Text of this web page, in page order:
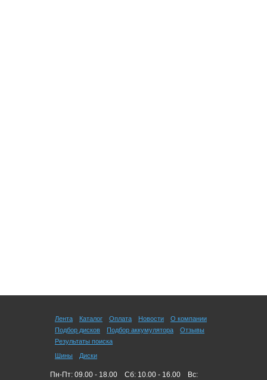
Лента Каталог Оплата Новости
О компании
Подбор дисков
Подбор аккумулятора
Отзывы
Результаты поиска
Шины
Диски
Пн-Пт: 09.00 - 18.00 Сб: 10.00 - 16.00
Вс: